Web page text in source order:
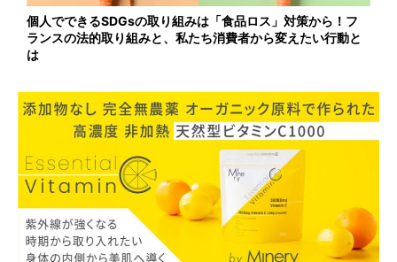
個人でできるSDGsの取り組みは「食品ロス」対策から！フ
ランスの法的取り組みと、私たち消費者から変えたい行動と
は